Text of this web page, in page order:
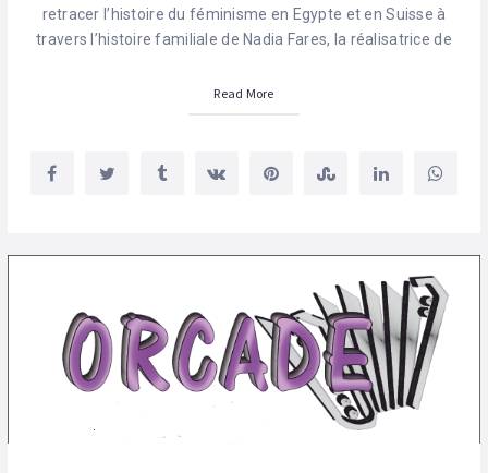
retracer l’histoire du féminisme en Egypte et en Suisse à
travers l’histoire familiale de Nadia Fares, la réalisatrice de
Read More